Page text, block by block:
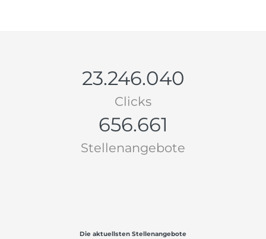
23.246.040
Clicks
656.661
Stellenangebote
Die aktuellsten Stellenangebote